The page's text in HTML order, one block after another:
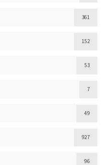
361
152
53
7
49
927
96